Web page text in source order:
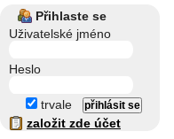
Přihlaste se
Uživatelské jméno
Heslo
trvale
založit zde účet